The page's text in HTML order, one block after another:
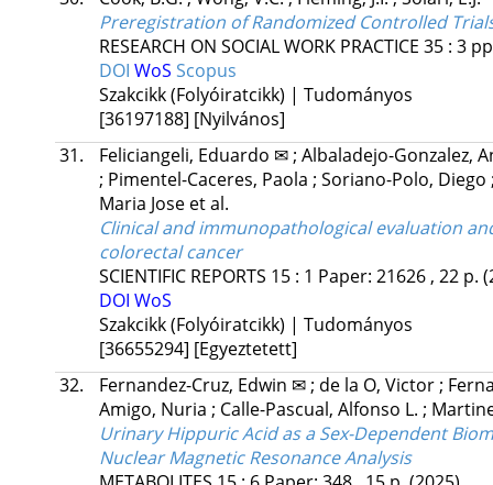
Preregistration of Randomized Controlled
RESEARCH ON SOCIAL WORK PRACTICE 35: 3
DOI WoS Scopus
Szakcikk (Folyóiratcikk) | Tudományos
[36197188] [Nyilvános]
31.
Feliciangeli, Eduardo ✉ ; Albaladejo-Gonzalez,
; Pimentel-Caceres, Paola ; Soriano-Polo, Diego
Maria Jose et al.
Clinical and immunopathological evaluation
colorectal cancer
SCIENTIFIC REPORTS 15: 1 Paper: 21626 , 22 p.
DOI WoS
Szakcikk (Folyóiratcikk) | Tudományos
[36655294] [Egyeztetett]
32.
Fernandez-Cruz, Edwin ✉ ; de la O, Victor ;
Amigo, Nuria ; Calle-Pascual, Alfonso L. ;
Urinary Hippuric Acid as a Sex-Dependent
Nuclear Magnetic Resonance Analysis